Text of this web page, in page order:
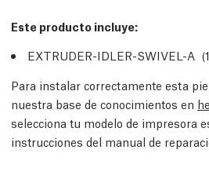
Este producto incluye:
EXTRUDER-IDLER-SWIVEL-A (1
Para instalar correctamente esta
nuestra base de conocimientos en
selecciona tu modelo de impresora
instrucciones del manual de